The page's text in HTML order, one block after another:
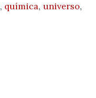
, química,universo,